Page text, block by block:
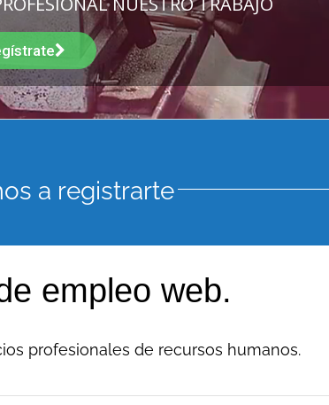
a registrarte
empleo web.
profesionales de recursos humanos.